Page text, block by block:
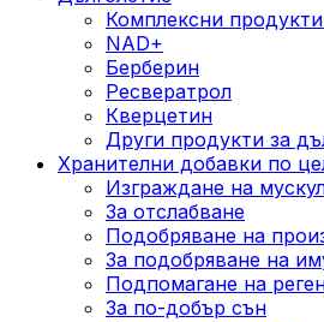
Комплексни
NAD+
Берберин
Ресвератрол
Кверцетин
Други продукти за
Хранителни добавки по
Изграждане на
За отслабване
Подобряване на
За подобряване на
Подпомагане на
За по-добър сън